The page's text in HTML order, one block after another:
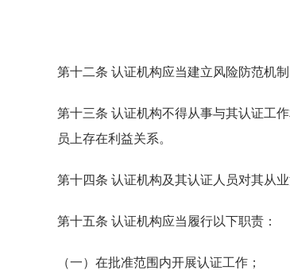
第十二条 认证机构应当建立风险防范机
第十三条 认证机构不得从事与其认证工
员上存在利益关系。
第十四条 认证机构及其认证人员对其从
第十五条 认证机构应当履行以下职责：
（一）在批准范围内开展认证工作；